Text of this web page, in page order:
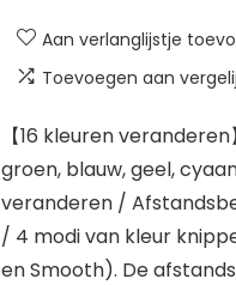
Aan verlanglijstje
Toevoegen aan
【16 kleuren
groen, blauw, geel,
veranderen /
/ 4 modi van kleur
en Smooth). De